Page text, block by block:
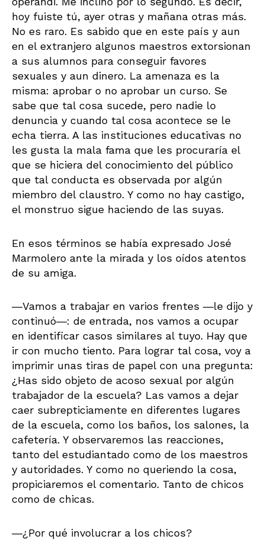
hoy fuiste tú, ayer otras y mañana otras más.
No es raro. Es sabido que en este país y aun
en el extranjero algunos maestros extorsionan
a sus alumnos para conseguir favores
sexuales y aun dinero. La amenaza es la
misma: aprobar o no aprobar un curso. Se
sabe que tal cosa sucede, pero nadie lo
denuncia y cuando tal cosa acontece se le
echa tierra. A las instituciones educativas no
les gusta la mala fama que les procuraría el
que se hiciera del conocimiento del público
que tal conducta es observada por algún
miembro del claustro. Y como no hay castigo,
el monstruo sigue haciendo de las suyas.
En esos términos se había expresado José
Marmolero ante la mirada y los oídos atentos
de su amiga.
―Vamos a trabajar en varios frentes ―le dijo y
continuó―: de entrada, nos vamos a ocupar
en identificar casos similares al tuyo. Hay que
ir con mucho tiento. Para lograr tal cosa, voy a
imprimir unas tiras de papel con una pregunta:
¿Has sido objeto de acoso sexual por algún
trabajador de la escuela? Las vamos a dejar
caer subrepticiamente en diferentes lugares
de la escuela, como los baños, los salones, la
cafetería. Y observaremos las reacciones,
tanto del estudiantado como de los maestros
y autoridades. Y como no queriendo la cosa,
propiciaremos el comentario. Tanto de chicos
como de chicas.
―¿Por qué involucrar a los chicos?